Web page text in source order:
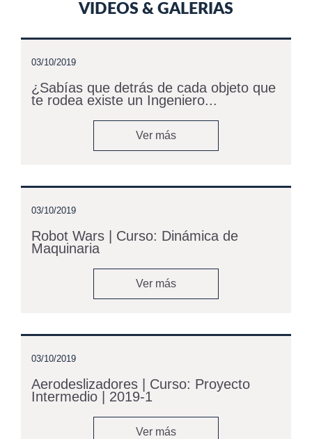
VIDEOS & GALERIAS
03/10/2019
¿Sabías que detrás de cada objeto que
te rodea existe un Ingeniero...
Ver más
03/10/2019
Robot Wars | Curso: Dinámica de
Maquinaria
Ver más
03/10/2019
Aerodeslizadores | Curso: Proyecto
Intermedio | 2019-1
Ver más